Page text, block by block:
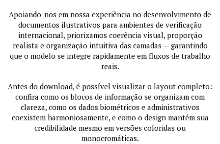
Apoiando-nos em nossa experiência no desenvolvimento de
documentos ilustrativos para ambientes de verificação
internacional, priorizamos coerência visual, proporção
realista e organização intuitiva das camadas — garantindo
que o modelo se integre rapidamente em fluxos de trabalho
reais.
Antes do download, é possível visualizar o layout completo:
confira como os blocos de informação se organizam com
clareza, como os dados biométricos e administrativos
coexistem harmoniosamente, e como o design mantém sua
credibilidade mesmo em versões coloridas ou
monocromáticas.